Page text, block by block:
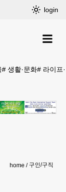
login
# 생활·문화# 라이프
home 구인/구직